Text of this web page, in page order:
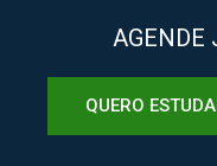
AGENDE
QUERO